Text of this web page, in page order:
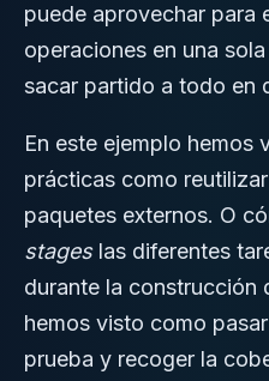
puede aprovechar para
operaciones en una
sacar partido a todo en
En este ejemplo hemos
prácticas como
paquetes externos. O
stageslas diferentes
durante la construcción
hemos visto como
prueba y recoger la